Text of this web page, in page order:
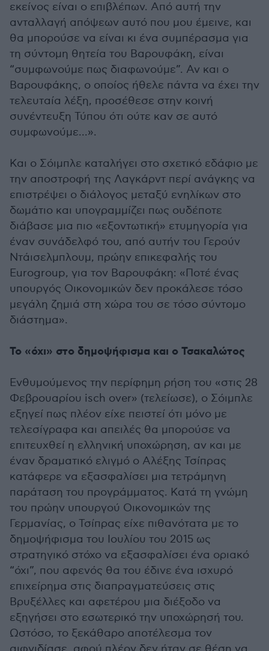
εκείνος είναι ο επιβλέπων. Από αυτή την
ανταλλαγή απόψεων αυτό που μου έμεινε, και
θα μπορούσε να είναι κι ένα συμπέρασμα για
τη σύντομη θητεία του Βαρουφάκη, είναι
“συμφωνούμε πως διαφωνούμε”. Αν και ο
Βαρουφάκης, ο οποίος ήθελε πάντα να έχει την
τελευταία λέξη, προσέθεσε στην κοινή
συνέντευξη Τύπου ότι ούτε καν σε αυτό
συμφωνούμε...».
Και ο Σόιμπλε καταλήγει στο σχετικό εδάφιο με
την αποστροφή της Λαγκάρντ περί ανάγκης να
επιστρέψει ο διάλογος μεταξύ ενηλίκων στο
δωμάτιο και υπογραμμίζει πως ουδέποτε
διάβασε μια πιο «εξοντωτική» ετυμηγορία για
έναν συνάδελφό του, από αυτήν του Γερούν
Ντάισελμπλουμ, πρώην επικεφαλής του
Eurogroup, για τον Βαρουφάκη: «Ποτέ ένας
υπουργός Οικονομικών δεν προκάλεσε τόσο
μεγάλη ζημιά στη χώρα του σε τόσο σύντομο
διάστημα».
Το «όχι» στο δημοψήφισμα και ο Τσακαλώτος
Ενθυμούμενος την περίφημη ρήση του «στις 28
Φεβρουαρίου isch over» (τελείωσε), ο Σόιμπλε
εξηγεί πως πλέον είχε πειστεί ότι μόνο με
τελεσίγραφα και απειλές θα μπορούσε να
επιτευχθεί η ελληνική υποχώρηση, αν και με
έναν δραματικό ελιγμό ο Αλέξης Τσίπρας
κατάφερε να εξασφαλίσει μια τετράμηνη
παράταση του προγράμματος. Κατά τη γνώμη
του πρώην υπουργού Οικονομικών της
Γερμανίας, ο Τσίπρας είχε πιθανότατα με το
δημοψήφισμα του Ιουλίου του 2015 ως
στρατηγικό στόχο να εξασφαλίσει ένα οριακό
“όχι”, που αφενός θα του έδινε ένα ισχυρό
επιχείρημα στις διαπραγματεύσεις στις
Βρυξέλλες και αφετέρου μια διέξοδο να
εξηγήσει στο εσωτερικό την υποχώρησή του.
Ωστόσο, το ξεκάθαρο αποτέλεσμα τον